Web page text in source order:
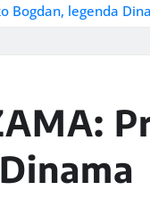
Bogdan, legenda